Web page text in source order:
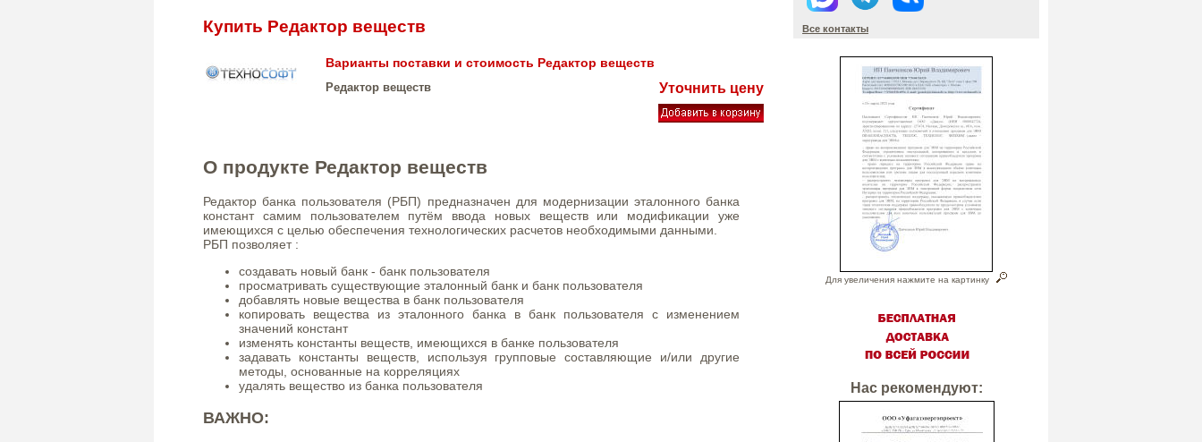
Купить Редактор веществ
Варианты поставки и стоимость Редактор веществ
Редактор веществ Уточнить цену
О продукте Редактор веществ
Редактор банка пользователя (РБП) предназначен для модернизации эталонного банка
констант самим пользователем путём ввода новых веществ или модификации уже
имеющихся с целью обеспечения технологических расчетов необходимыми данными.
РБП позволяет :
создавать новый банк - банк пользователя
просматривать существующие эталонный банк и банк пользователя
добавлять новые вещества в банк пользователя
копировать вещества из эталонного банка в банк пользователя с изменением
значений констант
изменять константы веществ, имеющихся в банке пользователя
задавать константы веществ, используя групповые составляющие и/или другие
методы, основанные на корреляциях
удалять вещество из банка пользователя
ВАЖНО:
Все контакты
Для увеличения нажмите на картинку
Нас рекомендуют: